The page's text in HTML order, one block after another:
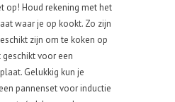
op! Houd rekening met het
waar je op kookt. Zo zijn
zijn om te koken op
geschikt voor een
Gelukkig kun je
pannenset voor inductie